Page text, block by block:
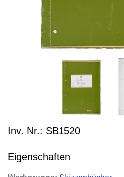
Inv. Nr.: SB1520
Eigenschaften